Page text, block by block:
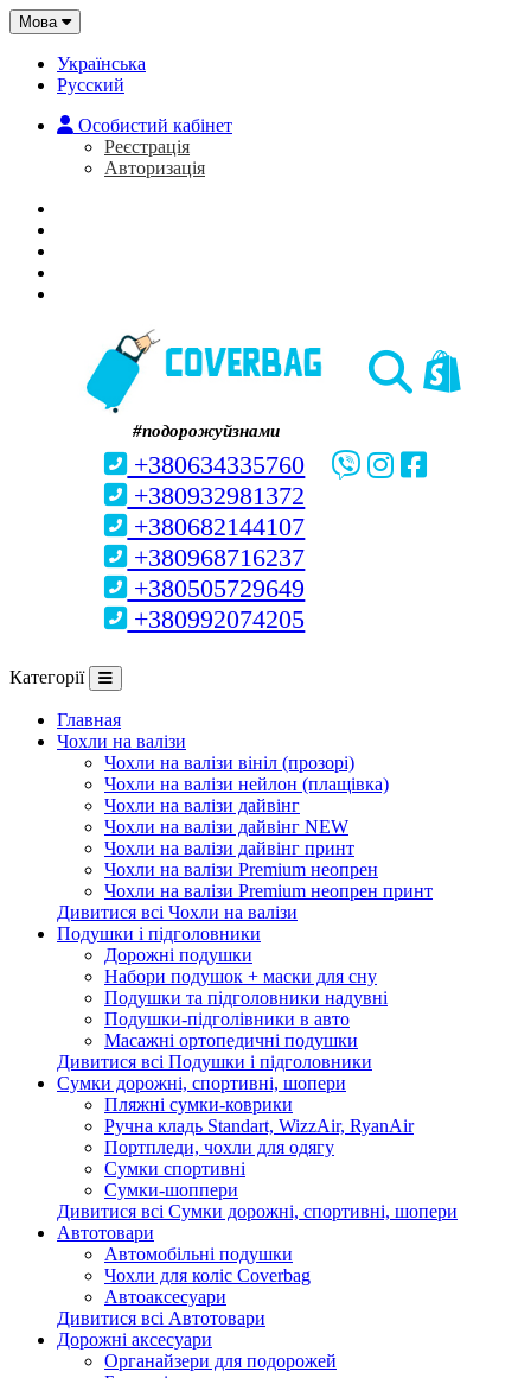
Мова
Українська
Русский
Особистий кабінет
Реєстрація
Авторизація
#подорожуйзнами
+380634335760
+380932981372
+380682144107
+380968716237
+380505729649
+380992074205
Категорії
Главная
Чохли на валізи
Чохли на валізи вініл (прозорі)
Чохли на валізи нейлон (плащівка)
Чохли на валізи дайвінг
Чохли на валізи дайвінг NEW
Чохли на валізи дайвінг принт
Чохли на валізи Premium неопрен
Чохли на валізи Premium неопрен принт
Дивитися всі Чохли на валізи
Подушки і підголовники
Дорожні подушки
Набори подушок + маски для сну
Подушки та підголовники надувні
Подушки-підголівники в авто
Масажні ортопедичні подушки
Дивитися всі Подушки і підголовники
Сумки дорожні, спортивні, шопери
Пляжні сумки-коврики
Ручна кладь Standart, WizzAir, RyanAir
Портпледи, чохли для одягу
Сумки спортивні
Сумки-шоппери
Дивитися всі Сумки дорожні, спортивні, шопери
Автотовари
Автомобільні подушки
Чохли для коліс Coverbag
Автоаксесуари
Дивитися всі Автотовари
Дорожні аксесуари
Органайзери для подорожей